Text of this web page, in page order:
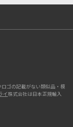
ロゴの記載がない類似品・模
イ株式会社は日本正規輸入